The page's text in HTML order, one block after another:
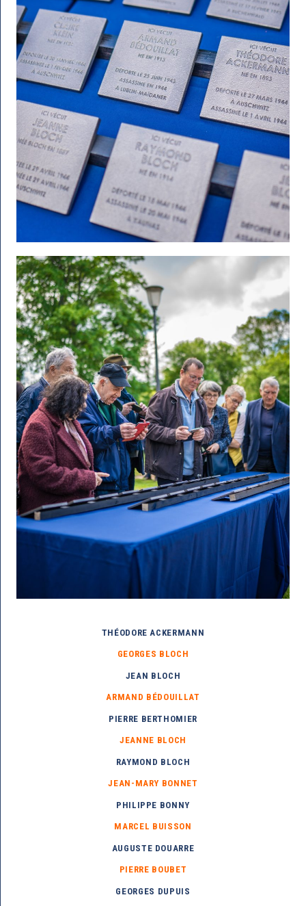
THÉODORE ACKERMANN
GEORGES BLOCH
JEAN BLOCH
ARMAND BÉDOUILLAT
PIERRE BERTHOMIER
JEANNE BLOCH
RAYMOND BLOCH
JEAN-MARY BONNET
PHILIPPE BONNY
MARCEL BUISSON
AUGUSTE DOUARRE
PIERRE BOUBET
GEORGES DUPUIS